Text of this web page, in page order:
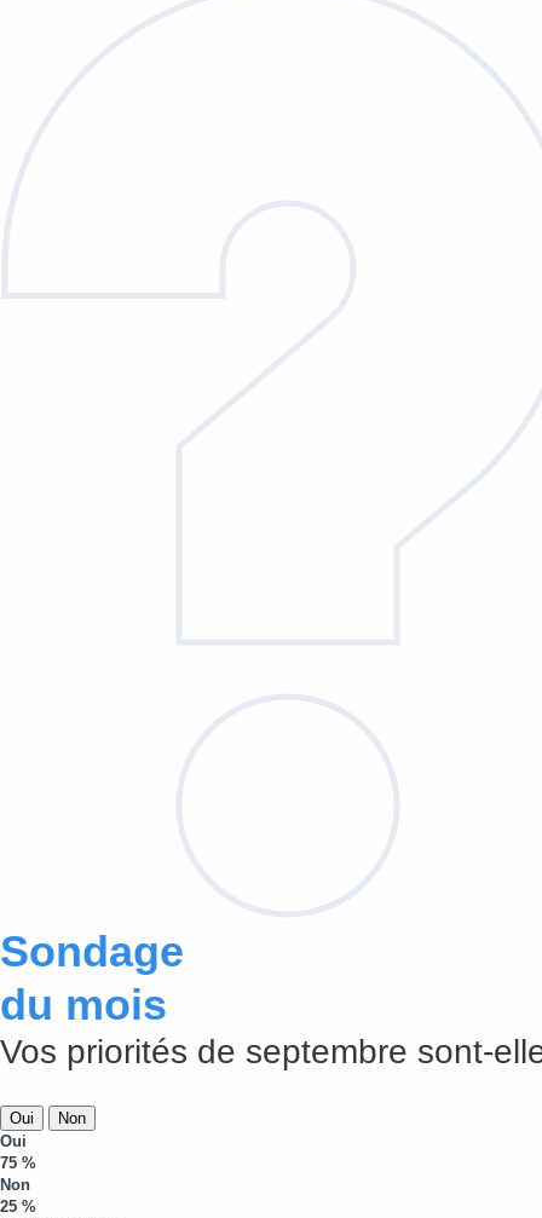
Sondage
du mois
Vos priorités de septembre sont-
Oui
Non
Oui
75 %
Non
25 %